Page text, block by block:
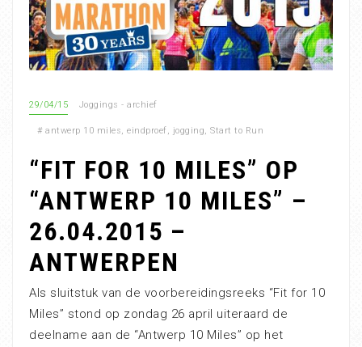
29/04/15 Joggings - archief
# antwerp 10 miles, eindproef, jogging, Start to Run
“FIT FOR 10 MILES” OP
“ANTWERP 10 MILES” –
26.04.2015 –
ANTWERPEN
Als sluitstuk van de voorbereidingsreeks “Fit for 10
Miles” stond op zondag 26 april uiteraard de
deelname aan de “Antwerp 10 Miles” op het